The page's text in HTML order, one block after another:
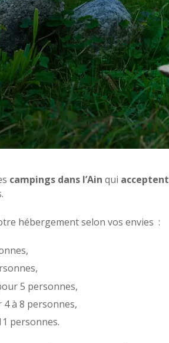
campings dans l’Ain qui acceptent
hébergement selon vos envies :
5 personnes,
à 8 personnes,
personnes.